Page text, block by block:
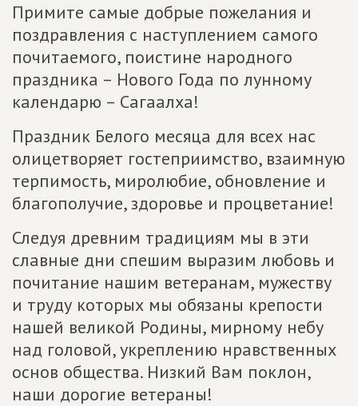
Примите самые добрые пожелания и
поздравления с наступлением самого
почитаемого, поистине народного
праздника – Нового Года по лунному
календарю – Сагаалха!
Праздник Белого месяца для всех нас
олицетворяет гостеприимство, взаимную
терпимость, миролюбие, обновление и
благополучие, здоровье и процветание!
Следуя древним традициям мы в эти
славные дни спешим выразим любовь и
почитание нашим ветеранам, мужеству
и труду которых мы обязаны крепости
нашей великой Родины, мирному небу
над головой, укреплению нравственных
основ общества. Низкий Вам поклон,
наши дорогие ветераны!